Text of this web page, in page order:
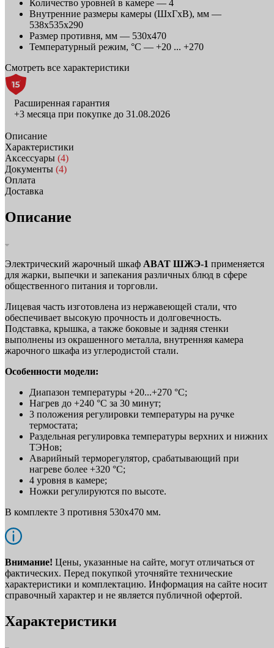
Количество уровней в камере — 4
Внутренние размеры камеры (ШхГхВ), мм —
538x535x290
Размер противня, мм — 530х470
Температурный режим, °C — +20 ... +270
Смотреть все характеристики
Расширенная гарантия
+3 месяца при покупке до 31.08.2026
Описание
Характеристики
Аксессуары (4)
Документы (4)
Оплата
Доставка
Описание
Электрический жарочный шкаф ABAT ШЖЭ-1 применяется
для жарки, выпечки и запекания различных блюд в сфере
общественного питания и торговли.
Лицевая часть изготовлена из нержавеющей стали, что
обеспечивает высокую прочность и долговечность.
Подставка, крышка, а также боковые и задняя стенки
выполнены из окрашенного металла, внутренняя камера
жарочного шкафа из углеродистой стали.
Особенности модели:
Диапазон температуры +20...+270 °С;
Нагрев до +240 °С за 30 минут;
3 положения регулировки температуры на ручке
термостата;
Раздельная регулировка температуры верхних и нижних
ТЭНов;
Аварийный терморегулятор, срабатывающий при
нагреве более +320 °С;
4 уровня в камере;
Ножки регулируются по высоте.
В комплекте 3 противня 530х470 мм.
Внимание! Цены, указанные на сайте, могут отличаться от
фактических. Перед покупкой уточняйте технические
характеристики и комплектацию. Информация на сайте носит
справочный характер и не является публичной офертой.
Характеристики